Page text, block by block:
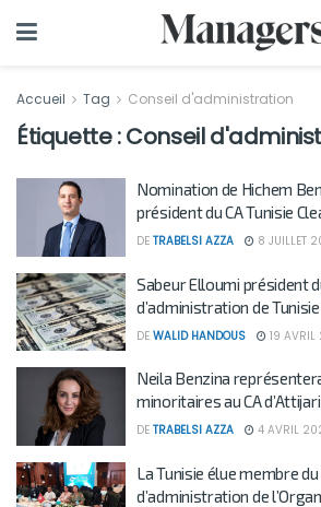
Accueil Tag Conseil d'administration
Étiquette :Conseil
Nomination de Hichem
président du CA Tunisie
DE TRABELSI AZZA 8 JUILLET
Sabeur Elloumi président
d’administration de
DE WALID HANDOUS 19
Neila Benzina
minoritaires au CA
DE TRABELSI AZZA 4 AVRIL
La Tunisie élue membre du
d’administration de